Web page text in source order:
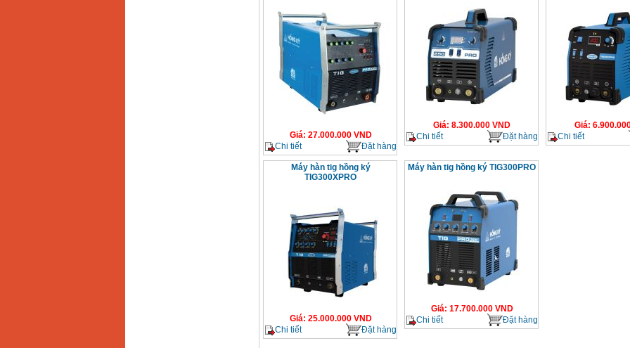
Giá: 27.000.000VND
Chi tiết
Đặt hàng
Giá: 8.300.000 VND
Chi tiết
Đặt hàng
Giá:
Chi tiết
Máy hàn tig hồng ký
TIG300XPRO
Giá: 25.000.000VND
Chi tiết
Đặt hàng
Máy hàn tig hồng ký TIG300PRO
Giá: 17.700.000VND
Chi tiết
Đặt hàng